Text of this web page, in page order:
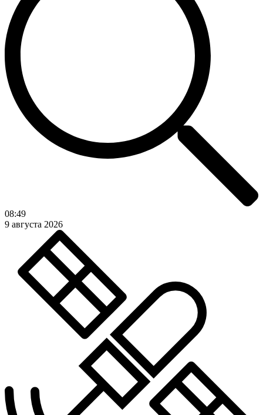
08:49
9 августа 2026